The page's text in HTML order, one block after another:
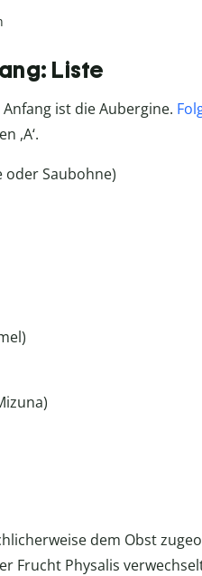
Liste
ist die Aubergine.
,A‘.
oder Saubohne)
dem Obst
Frucht Physalis